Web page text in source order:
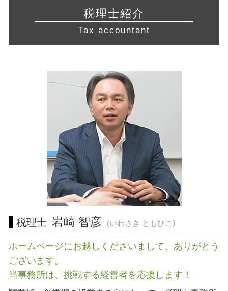
発行可能株式総数
青色申告 白色申告 違い
税務調査 対象
確定申告 やり方
リスクマネジメント 目的
事業 譲渡 契約書
早期 経営改善 計画
不動産業 免許
許認可 取得
介護事業 許認可
税務相談 相模原市 税理士
起業支援 川崎市 相談
起業支援 神奈川県 税理士 相談
経営相談 神奈川県 税理士 相談
営業 許認可 申請 川崎市 税理士
経営相談 川崎市 税理士 相談
起業支援 岐阜県 税理士
経営相談 三重県 税理士
税務相談 横浜市 税理士 相談
経営相談 愛知県 税理士
会社設立 相模原市 税理士 相談
経営相談 三重県 相談
起業支援 岐阜県 税理士 相談
営業 許認可 申請 東京都 税理士
税理士紹介
Tax accountant
税理士 岩崎 智彦 (いわさき ともひこ)
ホームページにお越しくださいまして、ありがとう
ございます。
当事務所は、挑戦する経営者を応援します！